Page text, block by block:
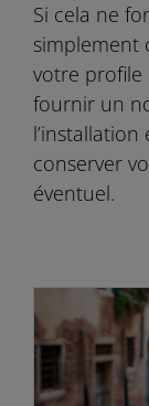
Si cela ne
simplement
votre profile
fournir un
conserver
éventuel.